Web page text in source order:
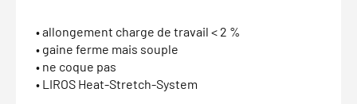
• allongement charge de travail < 2 %
• gaine ferme mais souple
• ne coque pas
• LIROS Heat-Stretch-System